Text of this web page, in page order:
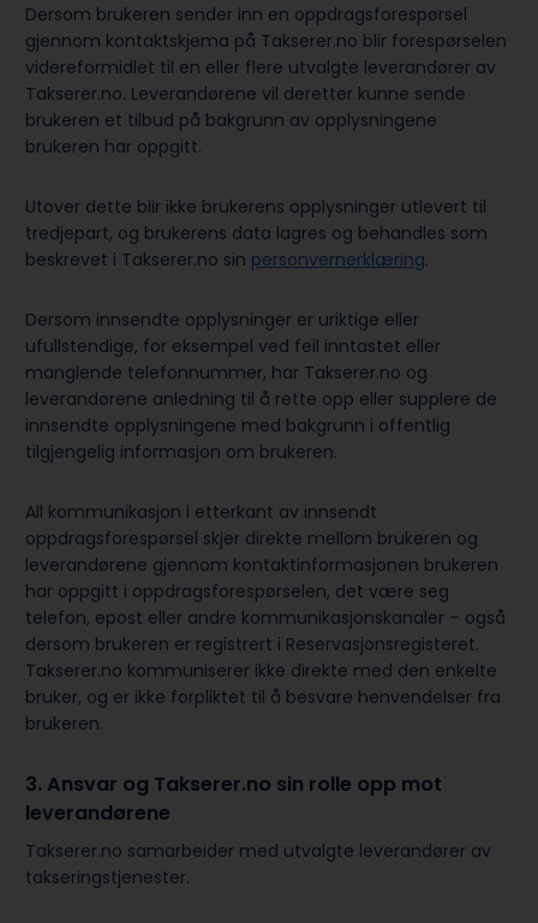
Dersom brukeren sender inn en oppdragsforespørsel
gjennom kontaktskjema på Takserer.no blir forespørselen
videreformidlet til en eller flere utvalgte leverandører av
Takserer.no. Leverandørene vil deretter kunne sende
brukeren et tilbud på bakgrunn av opplysningene
brukeren har oppgitt.
Utover dette blir ikke brukerens opplysninger utlevert til
tredjepart, og brukerens data lagres og behandles som
beskrevet i Takserer.no sin personvernerklæring.
Dersom innsendte opplysninger er uriktige eller
ufullstendige, for eksempel ved feil inntastet eller
manglende telefonnummer, har Takserer.no og
leverandørene anledning til å rette opp eller supplere de
innsendte opplysningene med bakgrunn i offentlig
tilgjengelig informasjon om brukeren.
All kommunikasjon i etterkant av innsendt
oppdragsforespørsel skjer direkte mellom brukeren og
leverandørene gjennom kontaktinformasjonen brukeren
har oppgitt i oppdragsforespørselen, det være seg
telefon, epost eller andre kommunikasjonskanaler – også
dersom brukeren er registrert i Reservasjonsregisteret.
Takserer.no kommuniserer ikke direkte med den enkelte
bruker, og er ikke forpliktet til å besvare henvendelser fra
brukeren.
3. Ansvar og Takserer.no sin rolle opp mot
leverandørene
Takserer.no samarbeider med utvalgte leverandører av
takseringstjenester.